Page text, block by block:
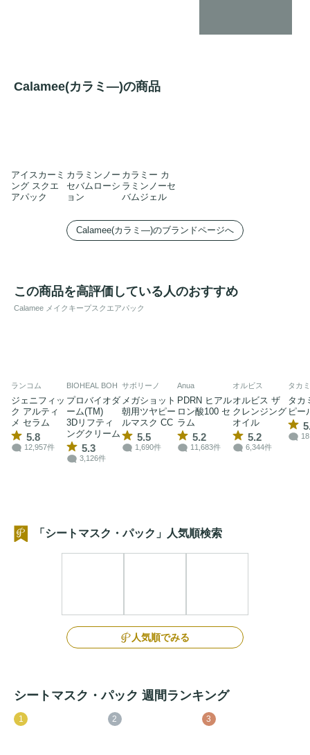
Calamee(カラミ―)の商品
アイスカーミ
ング スクエ
アパック
カラミンノー
セバムローシ
ョン
カラミー カ
ラミンノーセ
バムジェル
Calamee(カラミ―)のブランドページへ
この商品を高評価している人のおすすめ
Calamee メイクキープスクエアパック
ランコム
ジェニフィッ
ク アルティ
メ セラム
5.8
12,957件
BIOHEAL BOH
プロバイオダ
ーム(TM)
3Dリフティ
ングクリーム
5.3
3,126件
サボリーノ
メガショット
朝用ツヤピー
ルマスク CC
5.5
1,690件
Anua
PDRN ヒアル
ロン酸100 セ
ラム
5.2
11,683件
オルビス
オルビス ザ
クレンジング
オイル
5.2
6,344件
タカミ
タカ
ピー
「シートマスク・パック」人気順検索
人気順でみる
シートマスク・パック 週間ランキング
1 2 3